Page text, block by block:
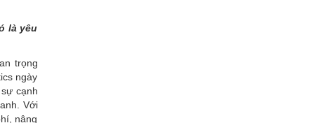
là yêu
trọng
ngày
cạnh
Với
nâng